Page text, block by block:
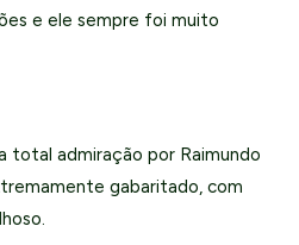
e ele sempre foi muito
total admiração por Raimundo
gabaritado, com